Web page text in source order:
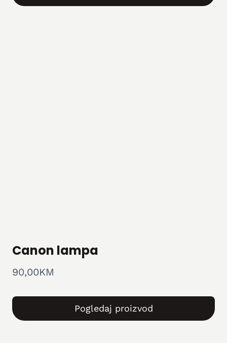
Canon lampa
90,00KM
Pogledaj proizvod